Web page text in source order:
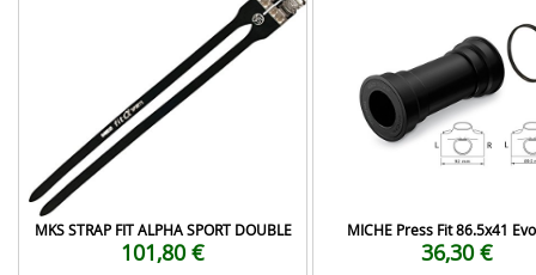
MKS STRAP FIT ALPHA SPORT DOUBLE
101,80 €
MICHE Press Fit 86.5x41
36,30 €